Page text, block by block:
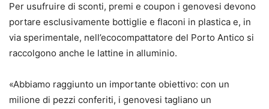
Per usufruire di sconti, premi e coupon i genovesi devono
portare esclusivamente bottiglie e flaconi in plastica e, in
via sperimentale, nell’ecocompattatore del Porto Antico si
raccolgono anche le lattine in alluminio.
«Abbiamo raggiunto un importante obiettivo: con un
milione di pezzi conferiti, i genovesi tagliano un